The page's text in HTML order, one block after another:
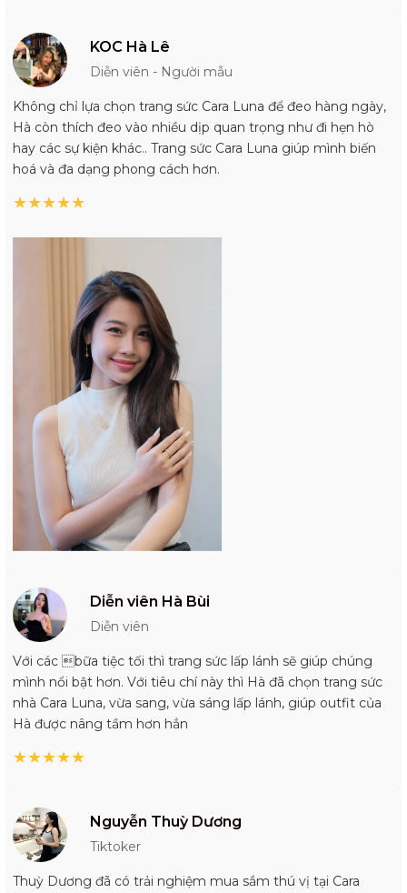
KOC Hà Lê
Diễn viên - Người mẫu
Không chỉ lựa chọn trang sức Cara Luna để đeo hàng ngày,
Hà còn thích đeo vào nhiều dịp quan trọng như đi hẹn hò
hay các sự kiện khác.. Trang sức Cara Luna giúp mình biến
hoá và đa dạng phong cách hơn.
★★★★★
Diễn viên Hà Bùi
Diễn viên
Với các bữa tiệc tối thì trang sức lấp lánh sẽ giúp chúng
mình nổi bật hơn. Với tiêu chí này thì Hà đã chọn trang sức
nhà Cara Luna, vừa sang, vừa sáng lấp lánh, giúp outfit của
Hà được nâng tầm hơn hẳn
★★★★★
Nguyễn Thuỳ Dương
Tiktoker
Thuỳ Dương đã có trải nghiệm mua sắm thú vị tại Cara